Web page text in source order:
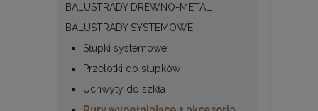
BALUSTRADY DREWNO-METAL
BALUSTRADY SYSTEMOWE
Słupki systemowe
Przelotki do słupków
Uchwyty do szkła